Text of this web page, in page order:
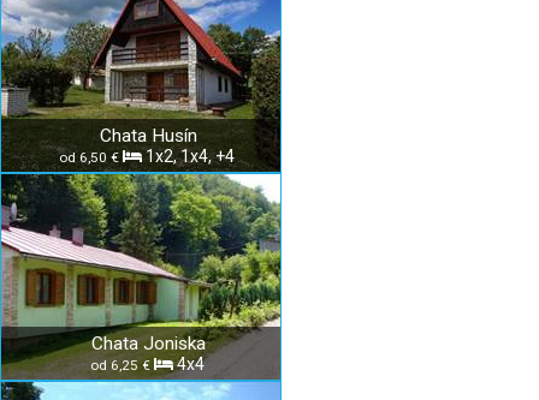
Chata Husín
od 6,50 € 1x2, 1x4, +4
Chata Joniska
od 6,25 € 4x4